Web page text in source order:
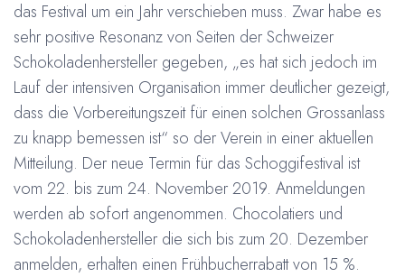
das Festival um ein Jahr verschieben muss. Zwar habe es
sehr positive Resonanz von Seiten der Schweizer
Schokoladenhersteller gegeben, „es hat sich jedoch im
Lauf der intensiven Organisation immer deutlicher gezeigt,
dass die Vorbereitungszeit für einen solchen Grossanlass
zu knapp bemessen ist“ so der Verein in einer aktuellen
Mitteilung. Der neue Termin für das Schoggifestival ist
vom 22. bis zum 24. November 2019. Anmeldungen
werden ab sofort angenommen. Chocolatiers und
Schokoladenhersteller die sich bis zum 20. Dezember
anmelden, erhalten einen Frühbucherrabatt von 15 %.